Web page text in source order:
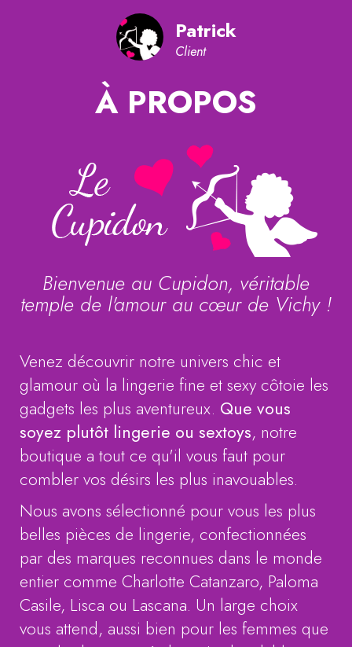
Patrick
Client
À PROPOS
Bienvenue au Cupidon, véritable
temple de l'amour au cœur de Vichy !
Venez découvrir notre univers chic et
glamour où la lingerie fine et sexy côtoie les
gadgets les plus aventureux. Que vous
soyez plutôt lingerie ou sextoys, notre
boutique a tout ce qu'il vous faut pour
combler vos désirs les plus inavouables.
Nous avons sélectionné pour vous les plus
belles pièces de lingerie, confectionnées
par des marques reconnues dans le monde
entier comme Charlotte Catanzaro, Paloma
Casile, Lisca ou Lascana. Un large choix
vous attend, aussi bien pour les femmes que